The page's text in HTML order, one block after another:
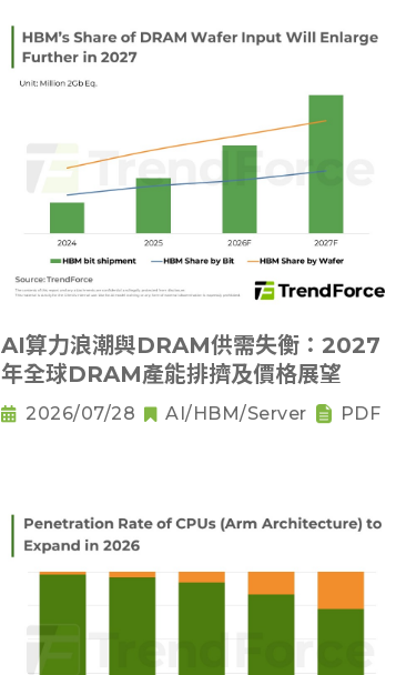
AI算力浪潮與DRAM供需失衡：2027
年全球DRAM產能排擠及價格展望
2026/07/28 AI/HBM/Server PDF